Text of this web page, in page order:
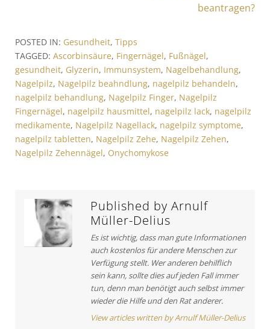
a
g
s
n
a
v
i
u
s
A
r
t
i
c
l
e
i
c
l
e
:
beantragen?
POSTED IN: Gesundheit, Tipps
TAGGED: Ascorbinsäure, Fingernägel, Fußnägel,
gesundheit, Glyzerin, Immunsystem, Nagelbehandlung,
Nagelpilz, Nagelpilz beahndlung, nagelpilz behandeln,
nagelpilz behandlung, Nagelpilz Finger, Nagelpilz
Fingernägel, nagelpilz hausmittel, nagelpilz lack, nagelpilz
medikamente, Nagelpilz Nagellack, nagelpilz symptome,
nagelpilz tabletten, Nagelpilz Zehe, Nagelpilz Zehen,
Nagelpilz Zehennägel, Onychomykose
Published by Arnulf
Müller-Delius
Es ist wichtig, dass man gute Informationen
auch kostenlos für andere Menschen zur
Verfügung stellt. Wer anderen behilflich
sein kann, sollte dies auf jeden Fall immer
tun, denn man benötigt auch selbst immer
wieder die Hilfe und den Rat anderer.
View articles written by Arnulf Müller-Delius